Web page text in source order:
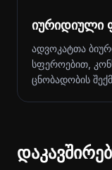
იურიდიული
ადვოკატთა
სფეროებით,
ცნობადობის